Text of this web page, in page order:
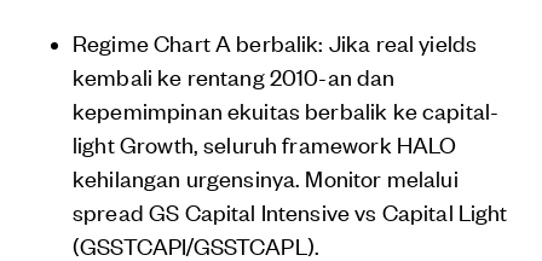
Regime Chart A berbalik: Jika real yields
kembali ke rentang 2010-an dan
kepemimpinan ekuitas berbalik ke capital-
light Growth, seluruh framework HALO
kehilangan urgensinya. Monitor melalui
spread GS Capital Intensive vs Capital Light
(GSSTCAPI/GSSTCAPL).